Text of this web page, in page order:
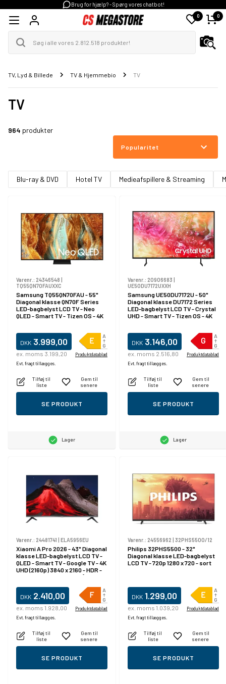
Brug for hjælp? - Spørg vores chatbot!
0 0
TV, Lyd & Billede TV & Hjemmebio TV
TV
964 produkter
Popularitet
Blu-ray & DVD Hotel TV Medieafspillere & Streaming
Varenr.: 24346548 |
TQ55QN70FAUXXC
Samsung TQ55QN70FAU - 55"
Diagonal klasse QN70F Series
LED-bagbelyst LCD TV - Neo
QLED - Smart TV - Tizen OS - 4K
DKK 3.999,00
ex. moms 3.199,20
Evt. fragt tillægges.
Produktdatablad
Tilføj til
liste
Gem til
senere
SE PRODUKT
Lager
Varenr.: 20906683 |
UE50DU7172UXXH
Samsung UE50DU7172U - 50"
Diagonal klasse DU7172 Series
LED-bagbelyst LCD TV - Crystal
UHD - Smart TV - Tizen OS - 4K
DKK 3.146,00
ex. moms 2.516,80
Evt. fragt tillægges.
Produktdatablad
Tilføj til
liste
Gem til
senere
SE PRODUKT
Lager
Varenr.: 24481741 ELA5956EU
Xiaomi A Pro 2026 - 43" Diagonal
klasse LED-bagbelyst LCD TV -
QLED - Smart TV - Google TV - 4K
UHD (2160p) 3840 x 2160 - HDR -
Quantum Dot - mørkegrå
DKK 2.410,00
ex. moms 1.928,00
Evt. fragt tillægges.
Produktdatablad
Tilføj til
liste
Gem til
senere
SE PRODUKT
Varenr.: 24556962 32PHS5500/12
Philips 32PHS5500 - 32"
Diagonal klasse LED-bagbelyst
LCD TV - 720p 1280 x 720 - sort
DKK 1.299,00
ex. moms 1.039,20
Evt. fragt tillægges.
Produktdatablad
Tilføj til
liste
Gem til
senere
SE PRODUKT